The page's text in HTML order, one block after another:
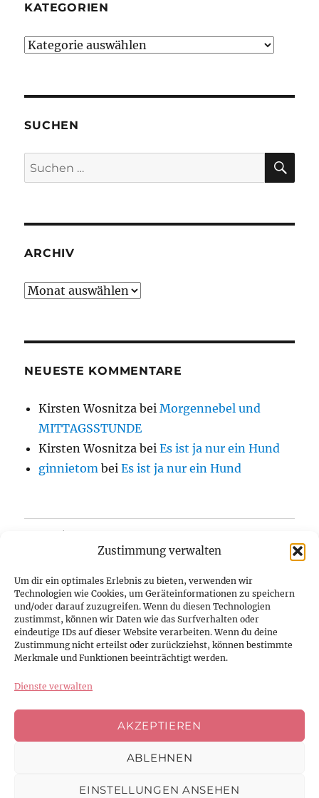
Zustimmung verwalten
Um dir ein optimales Erlebnis zu bieten, verwenden wir
Technologien wie Cookies, um Geräteinformationen zu speichern
und/oder darauf zuzugreifen. Wenn du diesen Technologien
zustimmst, können wir Daten wie das Surfverhalten oder
eindeutige IDs auf dieser Website verarbeiten. Wenn du deine
Zustimmung nicht erteilst oder zurückziehst, können bestimmte
Merkmale und Funktionen beeinträchtigt werden.
Dienste verwalten
AKZEPTIEREN
ABLEHNEN
EINSTELLUNGEN ANSEHEN
KATEGORIEN
Kategorien
SUCHEN
Suche
nach:
ARCHIV
Archiv
NEUESTE KOMMENTARE
Kirsten Wosnitza beiMorgennebel und
MITTAGSSTUNDE
Kirsten Wosnitza beiEs ist ja nur ein Hund
ginnietom beiEs ist ja nur ein Hund
Kontakt
Datenschutzerklärung
Cookie-Richtlinie (EU)
Instagram
Youtube